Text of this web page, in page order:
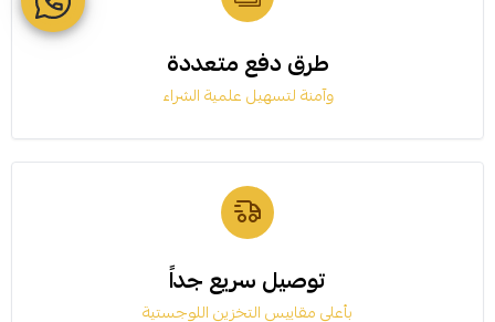
طرق دفع متعددة
وآمنة لتسهيل علمية الشراء
توصيل سريع جداً
بأعلى مقاييس التخزين اللوجستية